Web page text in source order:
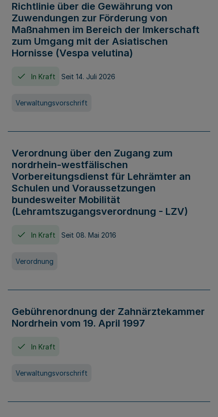
Richtlinie über die Gewährung von
Zuwendungen zur Förderung von
Maßnahmen im Bereich der Imkerschaft
zum Umgang mit der Asiatischen
Hornisse (Vespa velutina)
In Kraft Seit 14. Juli 2026
Verwaltungsvorschrift
Verordnung über den Zugang zum
nordrhein-westfälischen
Vorbereitungsdienst für Lehrämter an
Schulen und Voraussetzungen
bundesweiter Mobilität
(Lehramtszugangsverordnung - LZV)
In Kraft Seit 08. Mai 2016
Verordnung
Gebührenordnung der Zahnärztekammer
Nordrhein vom 19. April 1997
In Kraft
Verwaltungsvorschrift